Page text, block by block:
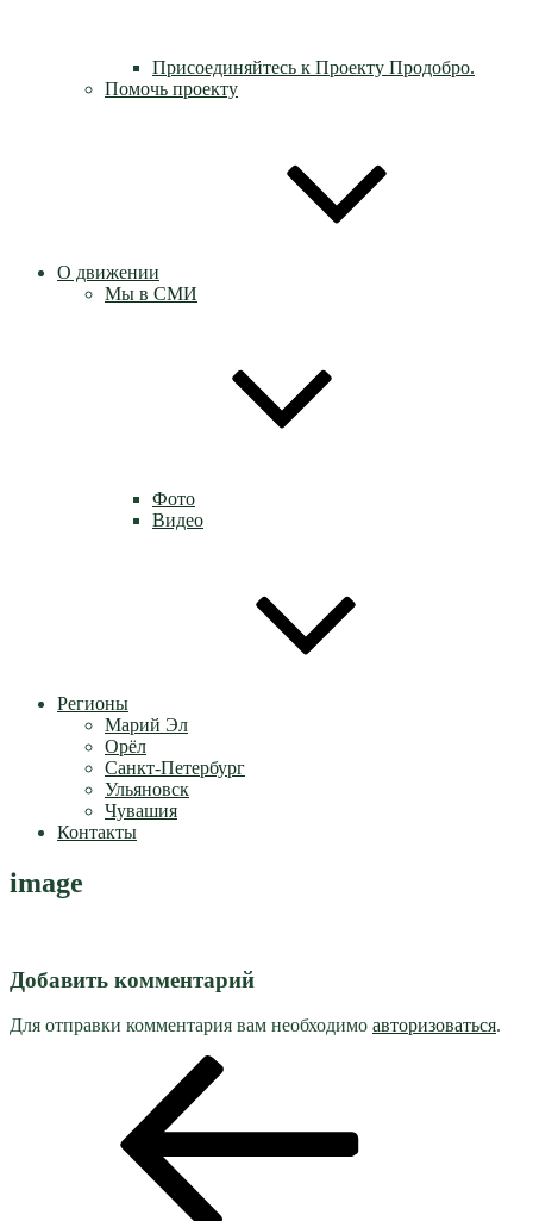
Присоединяйтесь к Проекту Продобро.
Помочь проекту
О движении
Мы в СМИ
Фото
Видео
Регионы
Марий Эл
Орёл
Санкт-Петербург
Ульяновск
Чувашия
Контакты
image
Добавить комментарий
Для отправки комментария вам необходимо авторизоваться.